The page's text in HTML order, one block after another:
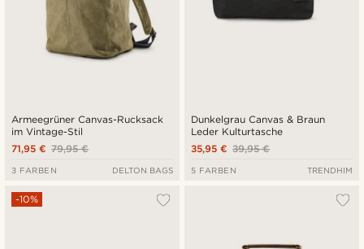
Armeegrüner Canvas-Rucksack
im Vintage-Stil
79,95 €
71,95 €
3 FARBEN DELTON BAGS
Dunkelgrau Canvas & Braun
Leder Kulturtasche
39,95 €
35,95 €
5 FARBEN TRENDHIM
-10%